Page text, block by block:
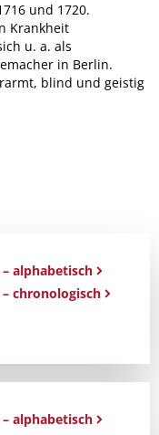
und 1720.
Krankheit
u. a. als
in Berlin.
blind und geistig
alphabetisch
chronologisch
alphabetisch